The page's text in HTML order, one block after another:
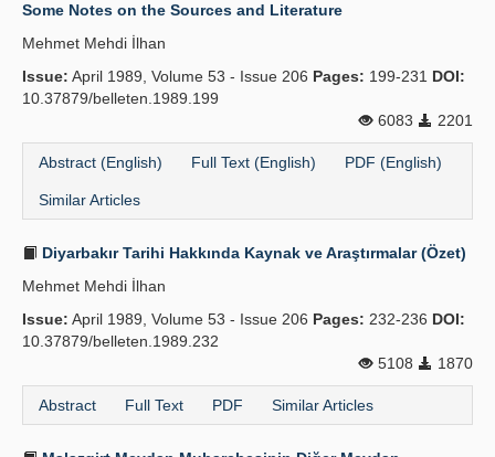
Some Notes on the Sources and Literature
Mehmet Mehdi İlhan
Issue: April 1989, Volume 53 - Issue 206 Pages: 199-231 DOI:
10.37879/belleten.1989.199
6083
2201
Abstract (English) Full Text (English) PDF (English)
Similar Articles
Diyarbakır Tarihi Hakkında Kaynak ve Araştırmalar (Özet)
Mehmet Mehdi İlhan
Issue: April 1989, Volume 53 - Issue 206 Pages: 232-236 DOI:
10.37879/belleten.1989.232
5108
1870
Abstract Full Text PDF Similar Articles